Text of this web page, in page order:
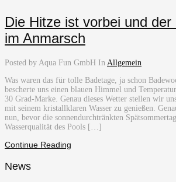
Die Hitze ist vorbei und
im Anmarsch
Posted by Aqua Fun GmbH In Allgemein
Was waren das für tolle Badetage, ja schon
bescherte uns einen blauen Himmel und
30 Grad-Marke. Genau dieses Wetter stellen wir
mit seinem kristallklaren Wasser zu genießen.
nun, bevor die sonnendurchtränkten
Wasserqualität des Pools […]
Continue Reading
News